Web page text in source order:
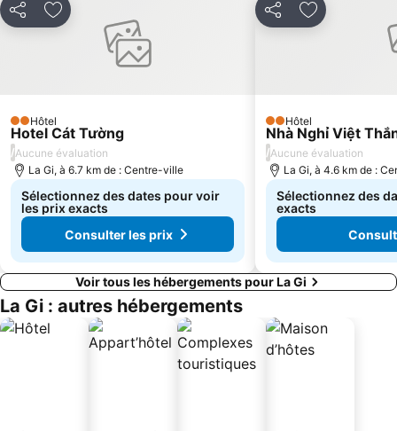
PartagerAjouter à mes favoris
2 Étoiles
Hôtel
Hotel Cát Tường
/Aucune évaluation
La Gi, à 6.7 km de : Centre-ville
Sélectionnez des dates pour voir
les prix exacts
Consulter les prix
PartagerAjouter à
2 Étoiles
Hôtel
Nhà Nghỉ Việt
/Aucune évaluation
La Gi, à 4.6 km de :
Sélectionnez des
exacts
Voir tous les hébergements pour La Gi
La Gi : autres hébergements